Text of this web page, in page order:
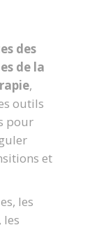
des
de la
,
outils
pour
et
les
les